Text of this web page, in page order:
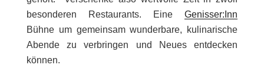
besonderen Restaurants. Eine Genisser:Inn
Bühne um gemeinsam wunderbare, kulinarische
Abende zu verbringen und Neues entdecken
können.